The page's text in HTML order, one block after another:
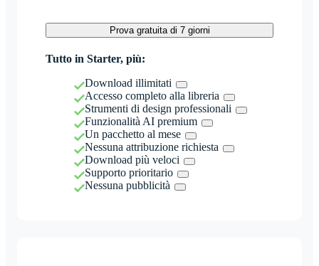
Prova gratuita di 7 giorni
Tutto in Starter, più:
Download illimitati
Accesso completo alla libreria
Strumenti di design professionali
Funzionalità AI premium
Un pacchetto al mese
Nessuna attribuzione richiesta
Download più veloci
Supporto prioritario
Nessuna pubblicità